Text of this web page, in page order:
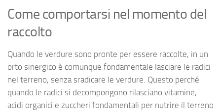
Come comportarsi nel momento del
raccolto
Quando le verdure sono pronte per essere raccolte, in un
orto sinergico è comunque fondamentale lasciare le radici
nel terreno, senza sradicare le verdure. Questo perché
quando le radici si decompongono rilasciano vitamine,
acidi organici e zuccheri fondamentali per nutrire il terreno